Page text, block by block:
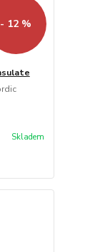
- 12 %
Skladem